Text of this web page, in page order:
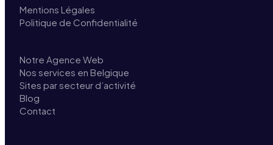
Mentions Légales
Politique de Confidentialité
Notre Agence Web
Nos services en Belgique
Sites par secteur d’activité
Blog
Contact